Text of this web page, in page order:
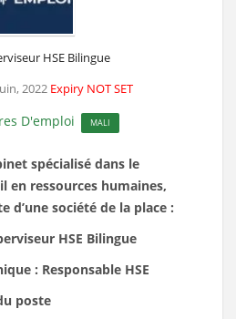
HSE Bilingue
2022 Expiry NOT SET
D'emploi MALI
spécialisé dans le
en ressources humaines,
d’une société de la place :
HSE Bilingue
: Responsable HSE
poste